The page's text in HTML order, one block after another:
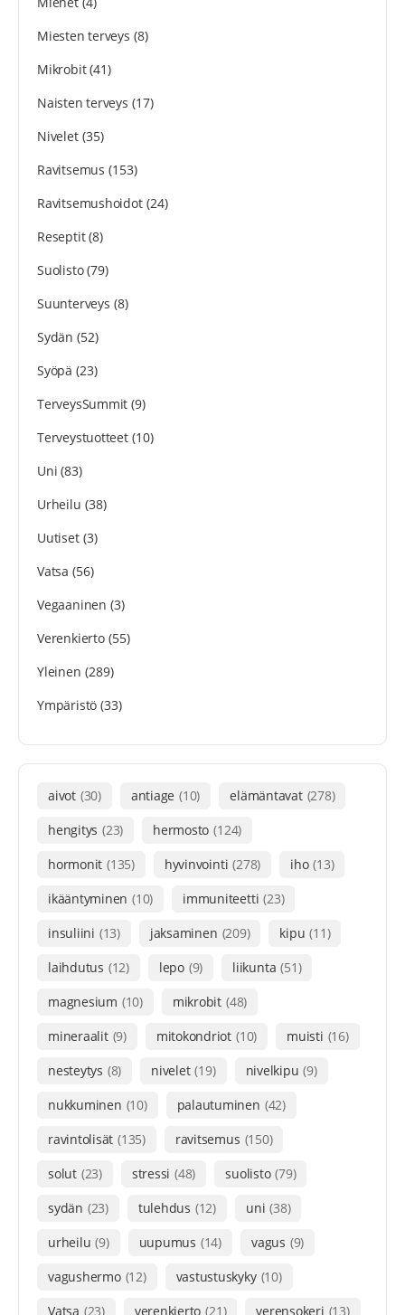
Miesten terveys (8)
Mikrobit(41)
Naisten terveys (17)
Nivelet(35)
Ravitsemus (153)
Ravitsemushoidot(24)
Reseptit(8)
Suolisto(79)
Suunterveys (8)
Sydän (52)
Syöpä (23)
TerveysSummit (9)
Terveystuotteet(10)
Uni (83)
Urheilu (38)
Uutiset(3)
Vatsa (56)
Vegaaninen (3)
Verenkierto(55)
Yleinen (289)
Ympäristö (33)
aivot (30) antiage (10) elämäntavat (278)
hengitys (23) hermosto (124)
hormonit (135) hyvinvointi (278) iho (13)
ikääntyminen (10) immuniteetti (23)
insuliini (13) jaksaminen (209) kipu (11)
laihdutus (12) lepo (9) liikunta (51)
magnesium (10) mikrobit (48)
mineraalit (9) mitokondriot (10) muisti (16)
nesteytys (8) nivelet (19) nivelkipu (9)
nukkuminen (10) palautuminen (42)
ravintolisät (135) ravitsemus (150)
solut (23) stressi (48) suolisto (79)
sydän (23) tulehdus (12) uni (38)
urheilu (9) uupumus (14) vagus (9)
vagushermo (12) vastustuskyky (10)
Vatsa (23) verenkierto (21) verensokeri (13)